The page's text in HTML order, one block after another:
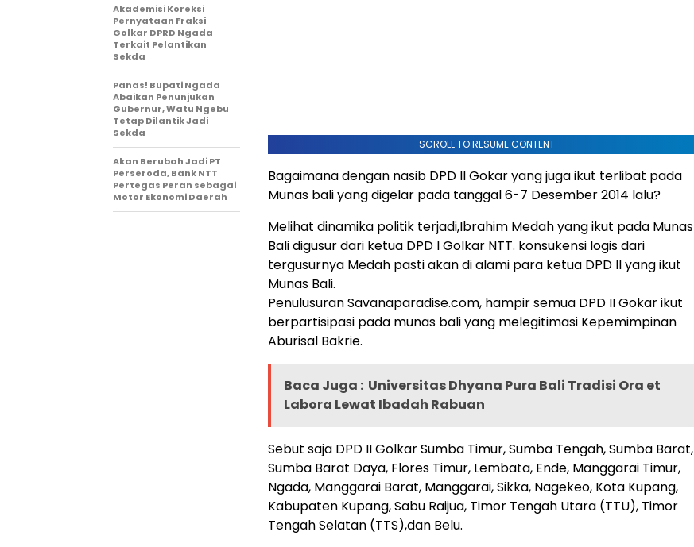
SCROLL TO RESUME CONTENT
Bagaimana dengan nasib DPD II Gokar yang juga ikut terlibat pada
Munas bali yang digelar pada tanggal 6-7 Desember 2014 lalu?
Melihat dinamika politik terjadi,Ibrahim Medah yang ikut pada Munas
Bali digusur dari ketua DPD I Golkar NTT. konsukensi logis dari
tergusurnya Medah pasti akan di alami para ketua DPD II yang ikut
Munas Bali.
Penulusuran Savanaparadise.com, hampir semua DPD II Gokar ikut
berpartisipasi pada munas bali yang melegitimasi Kepemimpinan
Aburisal Bakrie.
Baca Juga : Universitas Dhyana Pura Bali Tradisi Ora et
Labora Lewat Ibadah Rabuan
Sebut saja DPD II Golkar Sumba Timur, Sumba Tengah, Sumba Barat,
Sumba Barat Daya, Flores Timur, Lembata, Ende, Manggarai Timur,
Ngada, Manggarai Barat, Manggarai, Sikka, Nagekeo, Kota Kupang,
Kabupaten Kupang, Sabu Raijua, Timor Tengah Utara (TTU), Timor
Tengah Selatan (TTS),dan Belu.
Akademisi Koreksi
Pernyataan Fraksi
Golkar DPRD Ngada
Terkait Pelantikan
Sekda
Panas! Bupati Ngada
Abaikan Penunjukan
Gubernur, Watu Ngebu
Tetap Dilantik Jadi
Sekda
Akan Berubah Jadi PT
Perseroda, Bank NTT
Pertegas Peran sebagai
Motor Ekonomi Daerah